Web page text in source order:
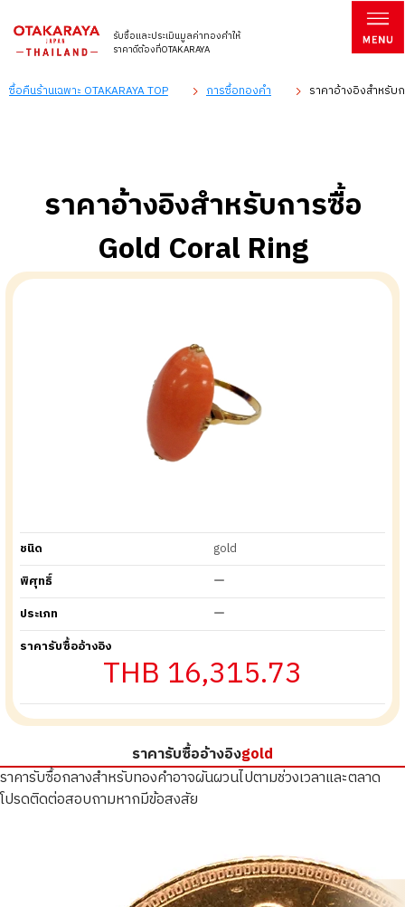
รับซื้อและประเมินมูลค่าทองคำให้
ราคาดีต้องที่OTAKARAYA
ซื้อคืนร้านเฉพาะ OTAKARAYA TOP การซื้อทองคำ ราคาอ้างอิงสำหรับ
ราคาอ้างอิงสำหรับการซื้อ
Gold Coral Ring
ชนิด
gold
พิศุทธิ์
ー
ประเภท
ー
ราคารับซื้ออ้างอิง
THB 16,315.73
ราคารับซื้ออ้างอิงgold
ราคารับซื้อกลางสำหรับทองคำอาจผันผวนไปตามช่วงเวลาและตลาด
โปรดติดต่อสอบถามหากมีข้อสงสัย